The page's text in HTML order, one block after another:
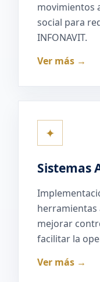
movimientos
social para
INFONAVIT.
Ver más →
✦
Sistemas
mejorar
facilitar la
Ver más →